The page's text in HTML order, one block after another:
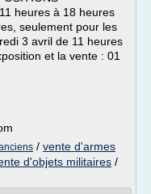
heures à 18 heures
seulement pour les
3 avril de 11 heures
et la vente : 01
/ vente d'armes
d'objets militaires /